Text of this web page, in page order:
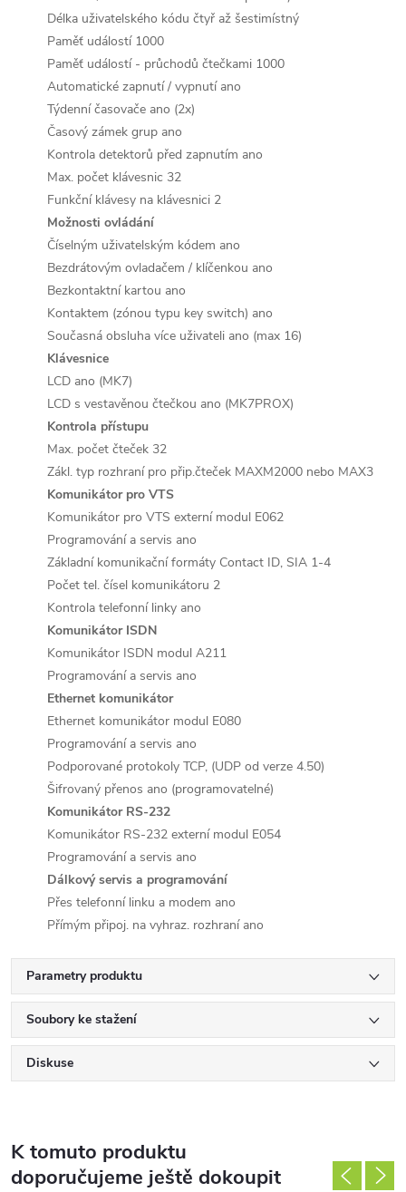
Délka uživatelského kódu čtyř až šestimístný
Paměť událostí1000
Paměť událostí - průchodů čtečkami 1000
Automatické zapnutí / vypnutíano
Týdenní časovače ano (2x)
Časový zámek grup ano
Kontrola detektorů před zapnutím ano
Max. počet klávesnic 32
Funkční klávesy na klávesnici 2
Možnosti ovládání
Číselným uživatelským kódem ano
Bezdrátovým ovladačem / klíčenkou ano
Bezkontaktní kartou ano
Kontaktem (zónou typu key switch) ano
Současná obsluha více uživateli ano (max 16)
Klávesnice
LCD ano (MK7)
LCD s vestavěnou čtečkou ano (MK7PROX)
Kontrola přístupu
Max. počet čteček 32
Zákl. typ rozhraní pro přip.čteček MAXM2000 nebo MAX3
Komunikátor pro VTS
Komunikátor pro VTS externí modul E062
Programování a servis ano
Základní komunikační formáty Contact ID, SIA 1-4
Počet tel. čísel komunikátoru 2
Kontrola telefonní linky ano
Komunikátor ISDN
Komunikátor ISDN modul A211
Programování a servis ano
Ethernet komunikátor
Ethernet komunikátor modul E080
Programování a servis ano
Podporované protokoly TCP, (UDP od verze 4.50)
Šifrovaný přenos ano (programovatelné)
Komunikátor RS-232
Komunikátor RS-232 externí modul E054
Programování a servis ano
Dálkový servis a programování
Přes telefonní linku a modem ano
Přímým připoj. na vyhraz. rozhraníano
Parametry produktu
Soubory ke stažení
Diskuse
K tomuto produktu
doporučujeme ještě dokoupit